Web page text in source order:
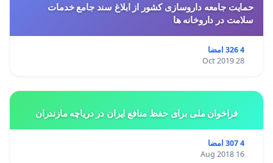
حمایت جامعه داروسازی کشور از ابلاغ سند جامع خدمات
سلامت در داروخانه ها
4 326 امضا
28 Oct 2019
فراخوان ملی برای حفظ منافع ایران در دریاچه مازندران
4 307 امضا
16 Aug 2018